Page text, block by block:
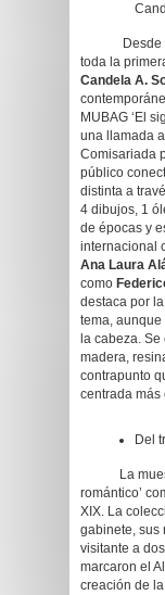
Desde el
toda la
Candela A.
MUBAG ‘El
una llamada
Comisariada
público
distinta a
4 dibujos, 1
de épocas y
internacional
Ana Laura
como
destaca por
tema,
la cabeza.
madera,
contrapunto
centrada más
Del
La
romántico’
XIX. La
gabinete, sus
visitante a
marcaron el
creación de la